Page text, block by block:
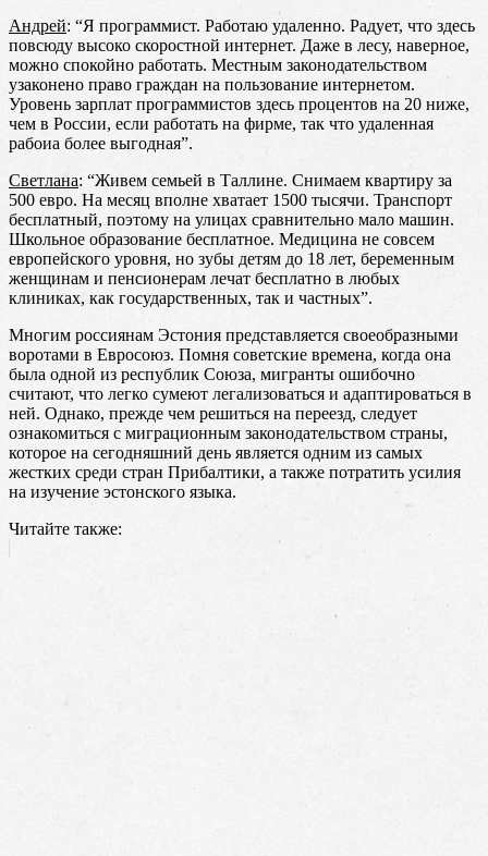
Андрей: “Я программист. Работаю удаленно. Радует, что здесь
повсюду высоко скоростной интернет. Даже в лесу, наверное,
можно спокойно работать. Местным законодательством
узаконено право граждан на пользование интернетом.
Уровень зарплат программистов здесь процентов на 20 ниже,
чем в России, если работать на фирме, так что удаленная
рабоиа более выгодная”.
Светлана: “Живем семьей в Таллине. Снимаем квартиру за
500 евро. На месяц вполне хватает 1500 тысячи. Транспорт
бесплатный, поэтому на улицах сравнительно мало машин.
Школьное образование бесплатное. Медицина не совсем
европейского уровня, но зубы детям до 18 лет, беременным
женщинам и пенсионерам лечат бесплатно в любых
клиниках, как государственных, так и частных”.
Многим россиянам Эстония представляется своеобразными
воротами в Евросоюз. Помня советские времена, когда она
была одной из республик Союза, мигранты ошибочно
считают, что легко сумеют легализоваться и адаптироваться в
ней. Однако, прежде чем решиться на переезд, следует
ознакомиться с миграционным законодательством страны,
которое на сегодняшний день является одним из самых
жестких среди стран Прибалтики, а также потратить усилия
на изучение эстонского языка.
Читайте также: